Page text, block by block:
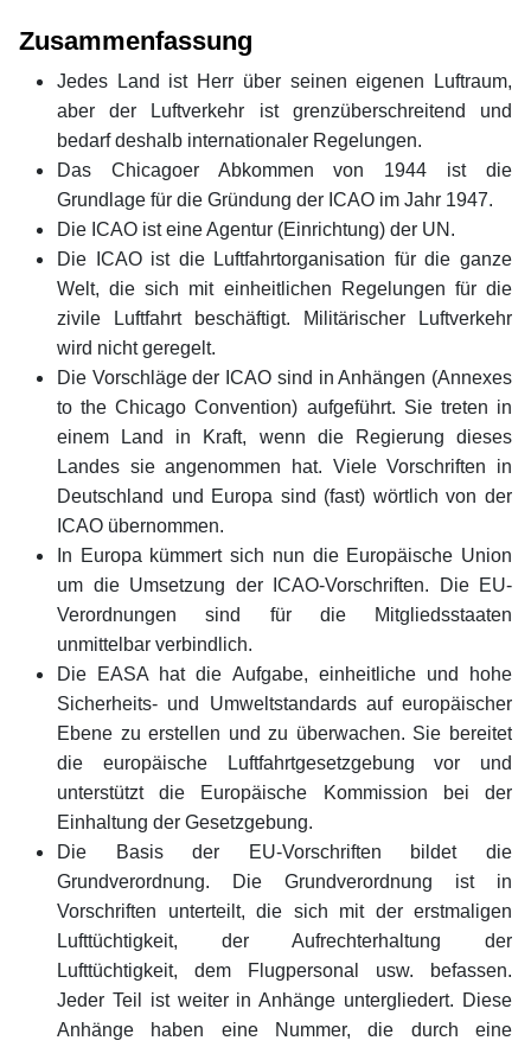
Zusammenfassung
Jedes Land ist Herr über seinen eigenen Luftraum,
aber der Luftverkehr ist grenzüberschreitend und
bedarf deshalb internationaler Regelungen.
Das Chicagoer Abkommen von 1944 ist die
Grundlage für die Gründung der ICAO im Jahr 1947.
Die ICAO ist eine Agentur (Einrichtung) der UN.
Die ICAO ist die Luftfahrtorganisation für die ganze
Welt, die sich mit einheitlichen Regelungen für die
zivile Luftfahrt beschäftigt. Militärischer Luftverkehr
wird nicht geregelt.
Die Vorschläge der ICAO sind in Anhängen (Annexes
to the Chicago Convention) aufgeführt. Sie treten in
einem Land in Kraft, wenn die Regierung dieses
Landes sie angenommen hat. Viele Vorschriften in
Deutschland und Europa sind (fast) wörtlich von der
ICAO übernommen.
In Europa kümmert sich nun die Europäische Union
um die Umsetzung der ICAO-Vorschriften. Die EU-
Verordnungen sind für die Mitgliedsstaaten
unmittelbar verbindlich.
Die EASA hat die Aufgabe, einheitliche und hohe
Sicherheits- und Umweltstandards auf europäischer
Ebene zu erstellen und zu überwachen. Sie bereitet
die europäische Luftfahrtgesetzgebung vor und
unterstützt die Europäische Kommission bei der
Einhaltung der Gesetzgebung.
Die Basis der EU-Vorschriften bildet die
Grundverordnung. Die Grundverordnung ist in
Vorschriften unterteilt, die sich mit der erstmaligen
Lufttüchtigkeit, der Aufrechterhaltung der
Lufttüchtigkeit, dem Flugpersonal usw. befassen.
Jeder Teil ist weiter in Anhänge untergliedert. Diese
Anhänge haben eine Nummer, die durch eine